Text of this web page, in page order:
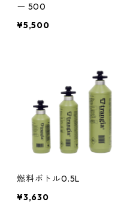
ー 500
¥5,500
燃料ボトル0.5L
¥3,630